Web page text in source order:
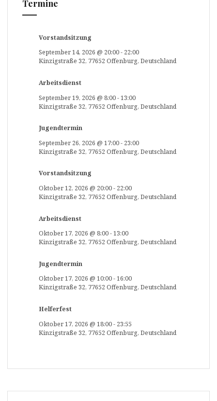
Termine
Vorstandsitzung
September 14, 2026 @ 20:00- 22:00
Kinzigstraße 32, 77652 Offenburg, Deutschland
Arbeitsdienst
September 19, 2026 @ 8:00-13:00
Kinzigstraße 32, 77652 Offenburg, Deutschland
Jugendtermin
September 26, 2026 @ 17:00- 23:00
Kinzigstraße 32, 77652 Offenburg, Deutschland
Vorstandsitzung
Oktober 12, 2026 @ 20:00- 22:00
Kinzigstraße 32, 77652 Offenburg, Deutschland
Arbeitsdienst
Oktober 17, 2026 @ 8:00-13:00
Kinzigstraße 32, 77652 Offenburg, Deutschland
Jugendtermin
Oktober 17, 2026 @ 10:00-16:00
Kinzigstraße 32, 77652 Offenburg, Deutschland
Helferfest
Oktober 17, 2026 @ 18:00- 23:55
Kinzigstraße 32, 77652 Offenburg, Deutschland